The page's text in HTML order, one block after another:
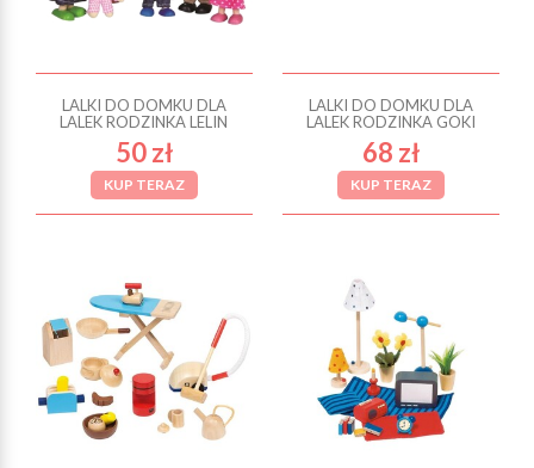
LALKI DO DOMKU DLA
LALEK RODZINKA LELIN
50 zł
KUP TERAZ
LALKI DO DOMKU DLA
LALEK RODZINKA GOKI
68 zł
KUP TERAZ